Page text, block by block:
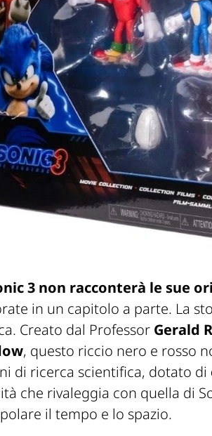
3 non racconterà le sue
in un capitolo a parte. La
Creato dal Professor Gerald
, questo riccio nero e rosso
di ricerca scientifica, dotato di
che rivaleggia con quella di
il tempo e lo spazio.